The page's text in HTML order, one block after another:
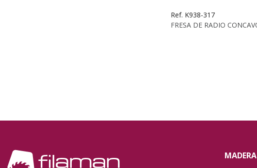
Ref. K938-317
MADERA